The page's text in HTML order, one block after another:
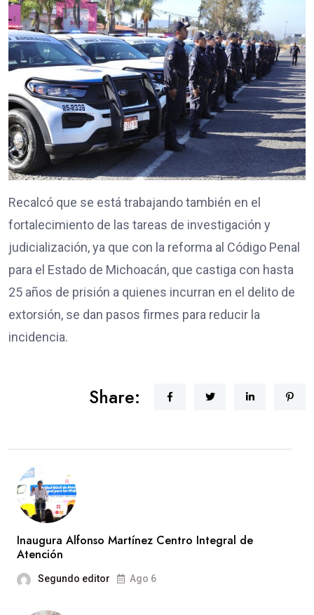
Recalcó que se está trabajando también en el
fortalecimiento de las tareas de investigación y
judicialización, ya que con la reforma al Código Penal
para el Estado de Michoacán, que castiga con hasta
25 años de prisión a quienes incurran en el delito de
extorsión, se dan pasos firmes para reducir la
incidencia.
Share:
Inaugura Alfonso Martínez Centro Integral de
Atención
Segundo editor Ago 6